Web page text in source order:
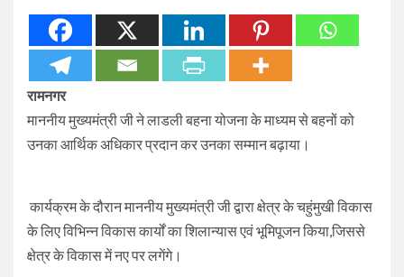
रामनगर
माननीय मुख्यमंत्री जी ने लाडली बहना योजना के माध्यम से बहनों को
उनका आर्थिक अधिकार प्रदान कर उनका सम्मान बढ़ाया।
कार्यक्रम के दौरान माननीय मुख्यमंत्री जी द्वारा क्षेत्र के चहुंमुखी विकास
के लिए विभिन्न विकास कार्यों का शिलान्यास एवं भूमिपूजन किया,जिससे
क्षेत्र के विकास में नए पर लगेंगे।